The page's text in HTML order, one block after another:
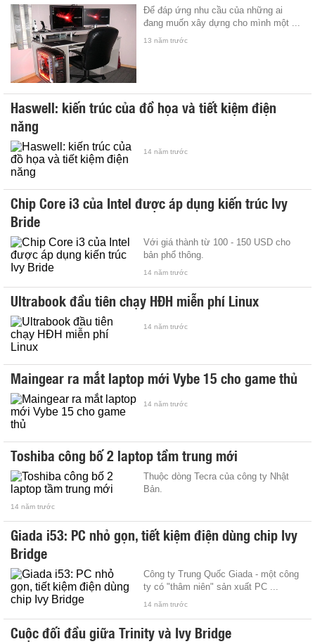
Để đáp ứng nhu cầu của những ai
đang muốn xây dựng cho mình một ...
13 năm trước
Haswell: kiến trúc của đồ họa và tiết kiệm điện
năng
14 năm trước
Chip Core i3 của Intel được áp dụng kiến trúc Ivy
Bride
Với giá thành từ 100 - 150 USD cho
bản phổ thông.
14 năm trước
Ultrabook đầu tiên chạy HĐH miễn phí Linux
14 năm trước
Maingear ra mắt laptop mới Vybe 15 cho game thủ
14 năm trước
Toshiba công bố 2 laptop tầm trung mới
Thuộc dòng Tecra của công ty Nhật
Bản.
14 năm trước
Giada i53: PC nhỏ gọn, tiết kiệm điện dùng chip Ivy
Bridge
Công ty Trung Quốc Giada - một công
ty có "thâm niên" sản xuất PC ...
14 năm trước
Cuộc đối đầu giữa Trinity và Ivy Bridge